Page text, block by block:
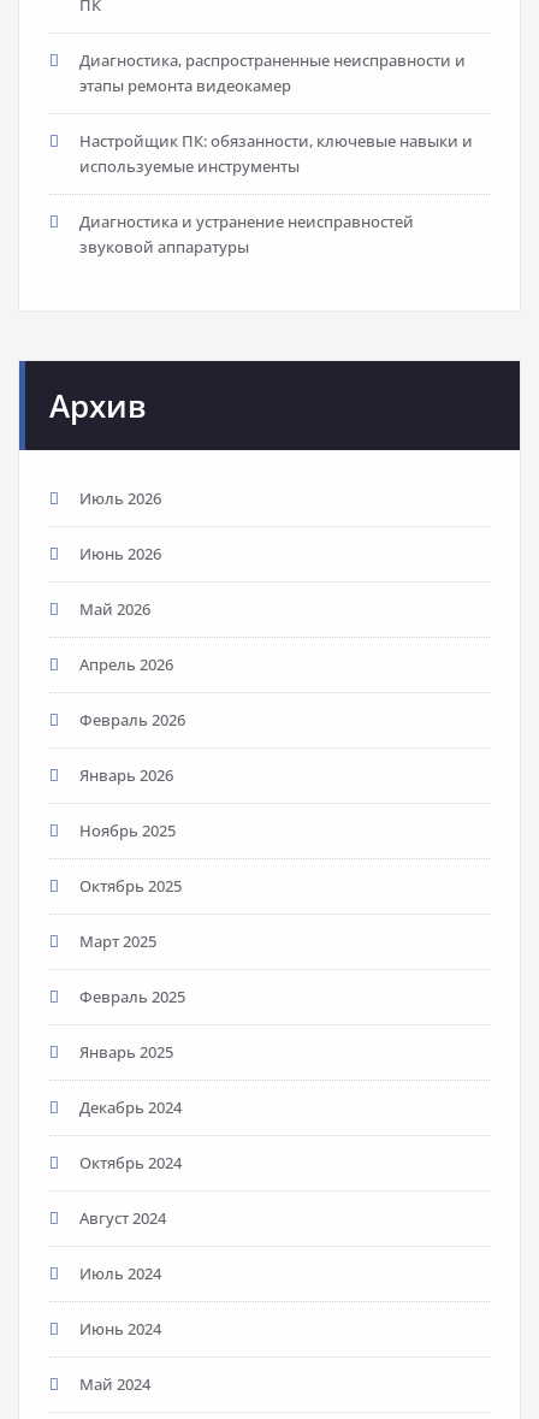
ПК
Диагностика, распространенные неисправности и
этапы ремонта видеокамер
Настройщик ПК: обязанности, ключевые навыки и
используемые инструменты
Диагностика и устранение неисправностей
звуковой аппаратуры
Архив
Июль 2026
Июнь 2026
Май 2026
Апрель 2026
Февраль 2026
Январь 2026
Ноябрь 2025
Октябрь 2025
Март 2025
Февраль 2025
Январь 2025
Декабрь 2024
Октябрь 2024
Август 2024
Июль 2024
Июнь 2024
Май 2024